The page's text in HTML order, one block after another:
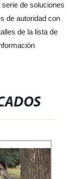
de soluciones
de autoridad con
de la lista de